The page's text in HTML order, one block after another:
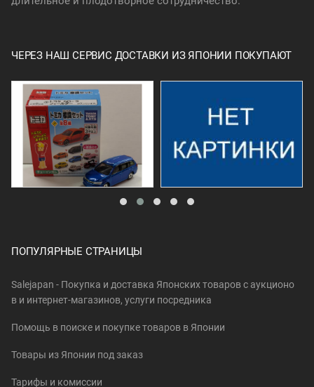
ЧЕРЕЗ НАШ СЕРВИС ДОСТАВКИ ИЗ ЯПОНИИ ПОКУПАЮТ
ПОПУЛЯРНЫЕ СТРАНИЦЫ
Salejapan - Покупка и доставка Японских товаров c аукционо
в и интернет-магазинов, услуги посредника
Помощь в поиске и покупке товаров в Японии
Товары из Японии под заказ
Тарифы и комиссии